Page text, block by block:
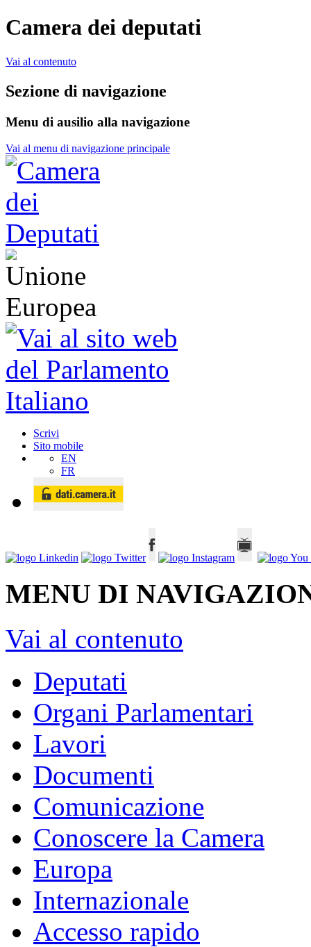
Camera dei deputati
Vai al contenuto
Sezione di navigazione
Menu di ausilio alla navigazione
Vai al menu di navigazione principale
Scrivi
Sito mobile
EN
FR
MENU DI
Vai al contenuto
Deputati
Organi Parlamentari
Lavori
Documenti
Comunicazione
Conoscere la Camera
Europa
Internazionale
Accesso rapido